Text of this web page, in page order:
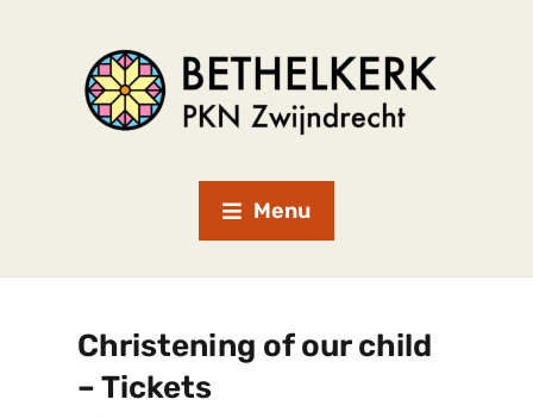
Menu
Christening of our child
– Tickets